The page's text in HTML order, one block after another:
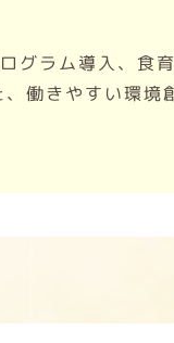
ラム導入、食育
働きやすい環境